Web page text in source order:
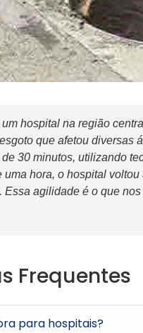
hospital na região
que afetou diversas
30 minutos, utilizando
uma hora, o hospital
Essa agilidade é o que
Frequentes
para hospitais?